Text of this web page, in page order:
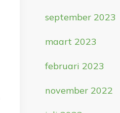
september 2023
maart 2023
februari 2023
november 2022